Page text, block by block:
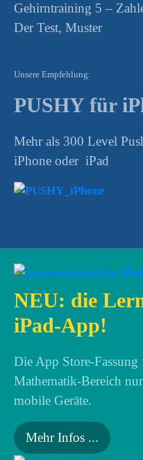
Gehirntraining 5 –
Der Test, Muster
Unsere Empfehlung:
PUSHY für
Mehr als 300 Level
iPhone oder iPad
NEU: die
iPad-App!
Die App Store-
Mathematik-Bereich
mobile Geräte.
Mehr Infos ...